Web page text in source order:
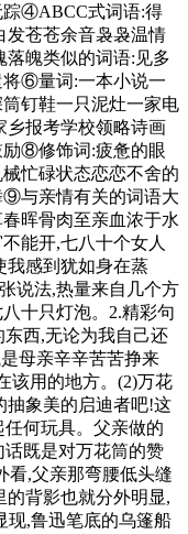
踪④ABCC式词语:得
发苍苍余音袅袅温情
魄类似的词语:见多
将⑥量词:一本小说一
钉鞋一只泥灶一家电
报考学校领略诗画
励⑧修饰词:疲惫的眼
忙碌状态恋恋不舍的
⑨与亲情有关的词语大
晖骨肉至亲血浓于水
能开,七八十个女人
我感到犹如身在蒸
说法,热量来自几个方
十只灯泡。2.精彩句
西,无论为我自己还
母亲辛辛苦苦挣来
该用的地方。(2)万花
抽象美的启迪者吧!这
何玩具。父亲做的
话既是对万花筒的赞
看,父亲那弯腰低头缝
的背影也就分外明显,
现,鲁迅笔底的乌篷船